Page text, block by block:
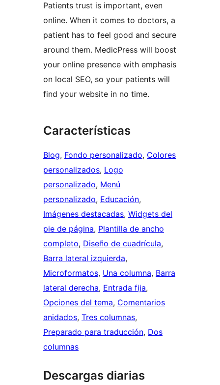
Patients trust is important, even
online. When it comes to doctors, a
patient has to feel good and secure
around them. MedicPress will boost
your online presence with emphasis
on local SEO, so your patients will
find your website in no time.
Características
Blog, Fondo personalizado, Colores
personalizados, Logo
personalizado, Menú
personalizado, Educación
Imágenes destacadas, Widgets del
pie de página, Plantilla de ancho
completo, Diseño de cuadrícula
Barra lateral izquierda
Microformatos, Una columna, Barra
lateral derecha, Entrada fija
Opciones del tema, Comentarios
anidados, Tres columnas
Preparado para traducción, Dos
columnas
Descargas diarias